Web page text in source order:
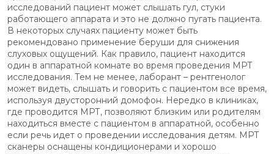
исследований пациент может слышать гул, стуки
работающего аппарата и это не должно пугать пациента.
В некоторых случаях пациенту может быть
рекомендовано применение беруши для снижения
слуховых ощущений. Как правило, пациент находится
один в аппаратной комнате во время проведения МРТ
исследования. Тем не менее, лаборант – рентгенолог
может видеть, слышать и говорить с пациентом все время,
используя двусторонний домофон. Нередко в клиниках,
где проводится МРТ, позволяют близким или родителям
находиться вместе с пациентом в аппаратной, особенно
если речь идет о проведении исследования детям. МРТ
сканеры оснащены кондиционерами и хорошо